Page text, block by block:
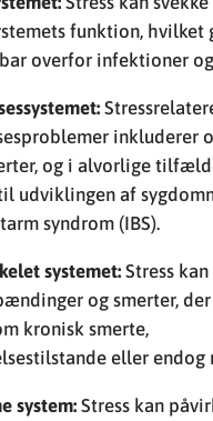
funktion, hvilket
overfor infektioner
inkluderer
og i alvorlige
udviklingen af
syndrom (IBS).
systemet: Stress
og smerter,
kronisk smerte,
eller endog
system: Stress kan